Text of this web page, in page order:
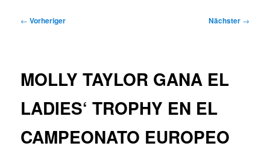
Beitragsnavigation
← Vorheriger Nächster →
MOLLY TAYLOR GANA EL
LADIES‘ TROPHY EN EL
CAMPEONATO EUROPEO